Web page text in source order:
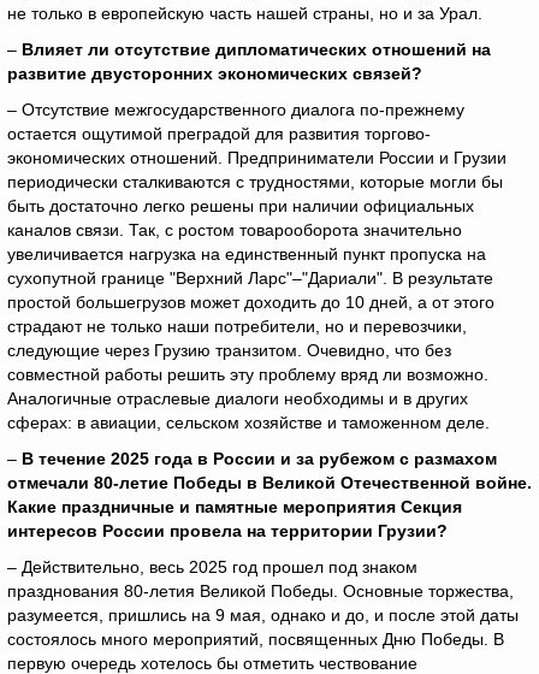
не только в европейскую часть нашей страны, но и за Урал.
– Влияет ли отсутствие дипломатических отношений на
развитие двусторонних экономических связей?
– Отсутствие межгосударственного диалога по-прежнему
остается ощутимой преградой для развития торгово-
экономических отношений. Предприниматели России и Грузии
периодически сталкиваются с трудностями, которые могли бы
быть достаточно легко решены при наличии официальных
каналов связи. Так, с ростом товарооборота значительно
увеличивается нагрузка на единственный пункт пропуска на
сухопутной границе "Верхний Ларс"–"Дариали". В результате
простой большегрузов может доходить до 10 дней, а от этого
страдают не только наши потребители, но и перевозчики,
следующие через Грузию транзитом. Очевидно, что без
совместной работы решить эту проблему вряд ли возможно.
Аналогичные отраслевые диалоги необходимы и в других
сферах: в авиации, сельском хозяйстве и таможенном деле.
– В течение 2025 года в России и за рубежом с размахом
отмечали 80-летие Победы в Великой Отечественной войне.
Какие праздничные и памятные мероприятия Секция
интересов России провела на территории Грузии?
– Действительно, весь 2025 год прошел под знаком
празднования 80-летия Великой Победы. Основные торжества,
разумеется, пришлись на 9 мая, однако и до, и после этой даты
состоялось много мероприятий, посвященных Дню Победы. В
первую очередь хотелось бы отметить чествование